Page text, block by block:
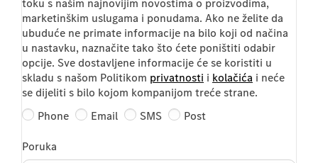
toku s našim najnovijim novostima o proizvodima,
marketinškim uslugama i ponudama. Ako ne želite da
ubuduće ne primate informacije na bilo koji od načina
u nastavku, naznačite tako što ćete poništiti odabir
opcije. Sve dostavljene informacije će se koristiti u
skladu s našom Politikom privatnosti i kolačića i neće
se dijeliti s bilo kojom kompanijom treće strane.
Phone
Email SMS Post
Poruka